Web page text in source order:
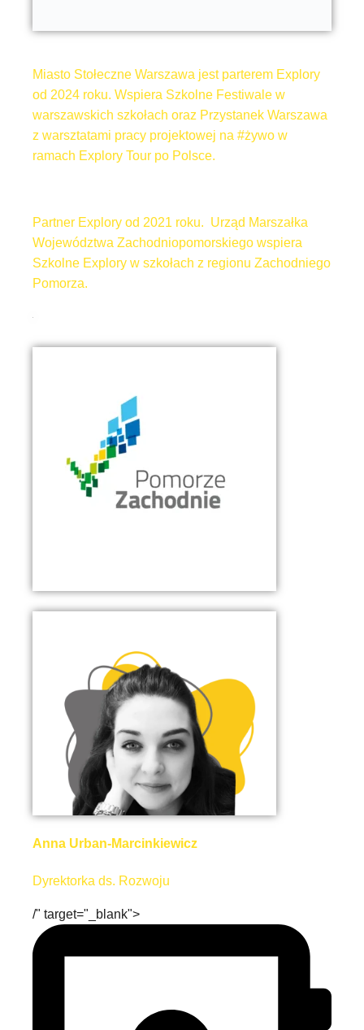
Miasto Stołeczne Warszawa jest parterem Explory
od 2024 roku. Wspiera Szkolne Festiwale w
warszawskich szkołach oraz Przystanek Warszawa
z warsztatami pracy projektowej na #żywo w
ramach Explory Tour po Polsce.
Partner Explory od 2021 roku. Urząd Marszałka
Województwa Zachodniopomorskiego wspiera
Szkolne Explory w szkołach z regionu Zachodniego
Pomorza.
Anna Urban-Marcinkiewicz
Dyrektorka ds. Rozwoju
/" target="_blank">